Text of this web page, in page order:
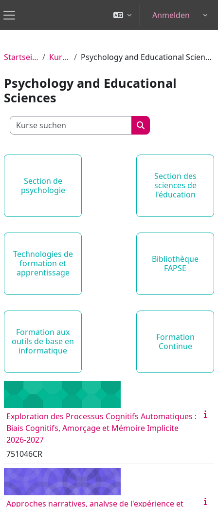
Website-Übersicht
Anmelden
Startseite Kurse Psychology and Educational Sciences
Psychology and Educational
Sciences
Kurse suchen
Kurse suchen
Section de
psychologie
Section des
sciences de
l'éducation
Technologies de
formation et
apprentissage
Bibliothèque
FAPSE
Formation aux
outils de base en
informatique
Formation
Continue
Exploration des Processus Cognitifs Automatiques :
Biais Cognitifs, Amorçage et Mémoire Implicite
2026-2027
751046CR
Approches narratives, analyse de l'expérience et